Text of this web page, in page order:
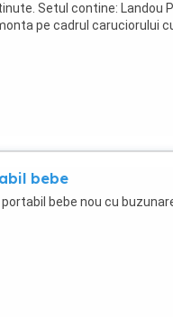
Setul contine: Landou
pe cadrul caruciorului
bebe
portabil bebe nou cu